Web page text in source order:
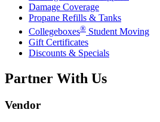
Damage Coverage
Propane Refills & Tanks
Collegeboxes® Student Moving
Gift Certificates
Discounts & Specials
Partner With Us
Vendor